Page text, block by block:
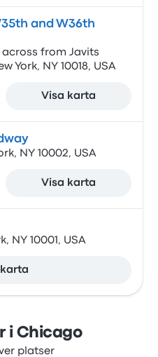
and W36th
across from Javits
York, NY 10018, USA
Visa karta
NY 10002, USA
Visa karta
NY 10001, USA
i Chicago